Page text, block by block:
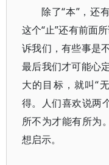
除了“本”，还
这个“止”还有前面
诉我们，有些事是
最后我们才可能心
大的目标，就叫“
得。人们喜欢说两
所不为才能有所为
想启示。